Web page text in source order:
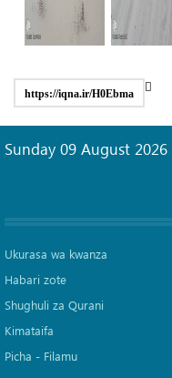
https://iqna.ir/H0Ebma
Sunday 09 August 2026
Ukurasa wa kwanza
Habari zote
Shughuli za Qurani
Kimataifa
Picha‎ - Filamu‎